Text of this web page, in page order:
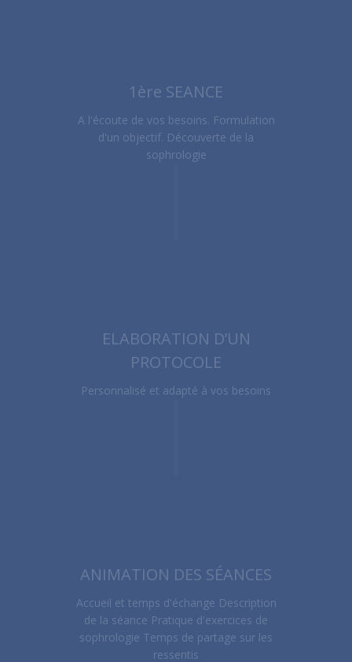
1ère SEANCE
A l'écoute de vos besoins. Formulation
d'un objectif. Découverte de la
sophrologie
ELABORATION D’UN
PROTOCOLE
Personnalisé et adapté à vos besoins
ANIMATION DES SÉANCES
Accueil et temps d'échange Description
de la séance Pratique d'exercices de
sophrologie Temps de partage sur les
ressentis